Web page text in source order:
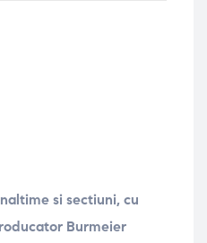
si sectiuni, cu
Burmeier